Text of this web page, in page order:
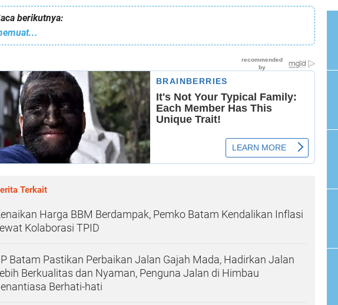
berikutnya:
Terkait
Harga BBM Berdampak, Pemko Batam Kendalikan Inflasi
Kolaborasi TPID
Batam Pastikan Perbaikan Jalan Gajah Mada, Hadirkan Jalan
Berkualitas dan Nyaman, Penguna Jalan di Himbau
Berhati-hati